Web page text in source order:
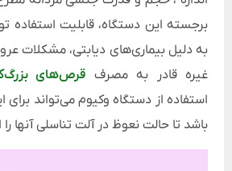
برجسته این دستگاه، قابلیت استفاده
به دلیل بیماری‌های دیابتی، مشکلات
غیره قادر به مصرف قرص‌های
استفاده از دستگاه وکیوم می‌تواند
باشد تا حالت نعوظ در آلت تناسلی آنها را